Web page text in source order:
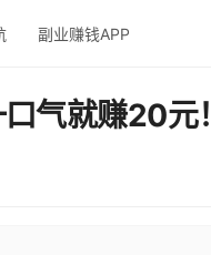
副业赚钱APP
气就赚20元！